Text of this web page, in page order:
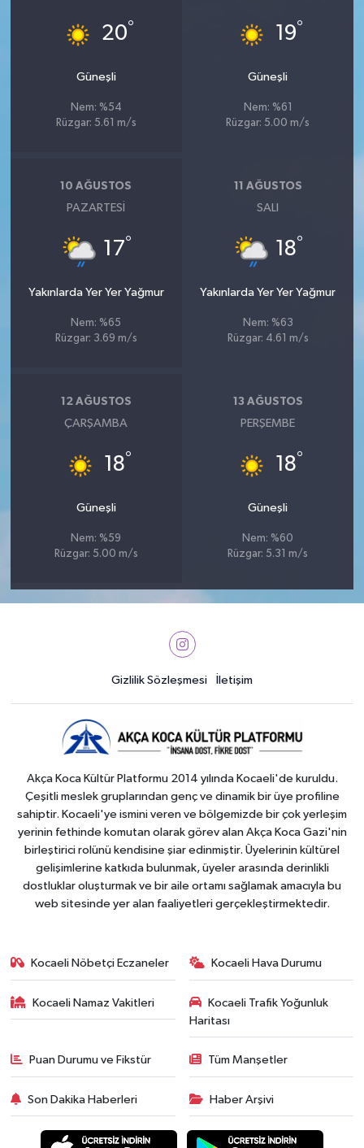
20°
Güneşli
Nem: %54
Rüzgar: 5.61 m/s
19°
Güneşli
Nem: %61
Rüzgar: 5.00 m/s
10 AĞUSTOS
PAZARTESI
17°
Yakınlarda Yer Yer Yağmur
Nem: %65
Rüzgar: 3.69 m/s
11 AĞUSTOS
SALI
18°
Yakınlarda Yer Yer Yağmur
Nem: %63
Rüzgar: 4.61 m/s
12 AĞUSTOS
ÇARŞAMBA
18°
Güneşli
Nem: %59
Rüzgar: 5.00 m/s
13 AĞUSTOS
PERŞEMBE
18°
Güneşli
Nem: %60
Rüzgar: 5.31 m/s
Gizlilik Sözleşmesi İletişim
Akça Koca Kültür Platformu 2014 yılında Kocaeli'de kuruldu.
Çeşitli meslek gruplarından genç ve dinamik bir üye profiline
sahiptir. Kocaeli'ye ismini veren ve bölgemizde bir çok yerleşim
yerinin fethinde komutan olarak görev alan Akça Koca Gazi'nin
birleştirici rolünü kendisine şiar edinmiştir. Üyelerinin kültürel
gelişimlerine katkıda bulunmak, üyeler arasında derinlikli
dostluklar oluşturmak ve bir aile ortamı sağlamak amacıyla bu
web sitesinde yer alan faaliyetleri gerçekleştirmektedir.
Kocaeli Nöbetçi Eczaneler Kocaeli Hava Durumu
Kocaeli Namaz Vakitleri
Kocaeli Trafik Yoğunluk
Haritası
Puan Durumu ve Fikstür Tüm Manşetler
Son Dakika Haberleri Haber Arşivi